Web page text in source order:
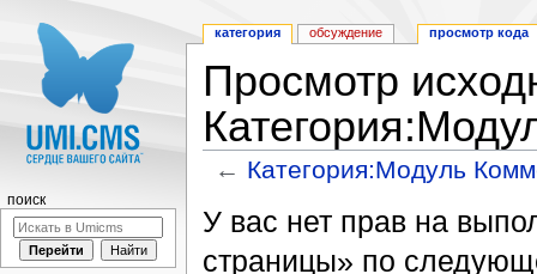
Просмотр
← Категория:Модуль
У вас нет прав на
страницы» по
категория обсуждение просмотр кода
поиск